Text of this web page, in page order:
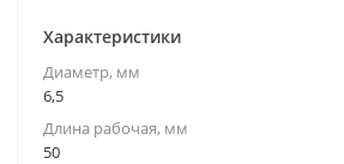
Характеристики
Диаметр, мм
6,5
Длина рабочая, мм
50